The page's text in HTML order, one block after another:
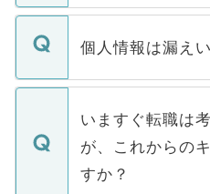
ません。
■応募殺到を避け
関を公にしてしま
に、医療機関が求
みを人材紹介会社
ています。
転職・入職を強要
ん。また、仮に応
定を承諾する必要
の辞退の連絡はキ
個人情報は漏え
個人情報が漏えい
で、ご安心くださ
などで収集したご
ご本人のキャリア
支援を目的に使用
いますぐ転職は
が、これからの
すか？